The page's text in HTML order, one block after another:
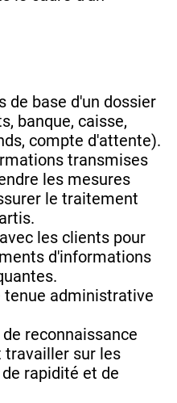
de base d'un dossier
banque, caisse,
compte d'attente).
transmises
les mesures
le traitement
les clients pour
d'informations
tenue administrative
reconnaissance
travailler sur les
rapidité et de